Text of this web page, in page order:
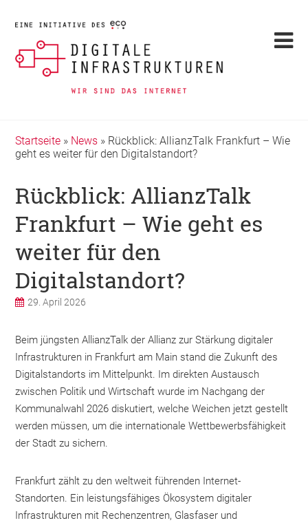
Startseite » News » Rückblick: AllianzTalk Frankfurt – Wie
geht es weiter für den Digitalstandort?
Rückblick: AllianzTalk
Frankfurt – Wie geht es
weiter für den
Digitalstandort?
29. April 2026
Beim jüngsten AllianzTalk der Allianz zur Stärkung digitaler
Infrastrukturen in Frankfurt am Main stand die Zukunft des
Digitalstandorts im Mittelpunkt. Im direkten Austausch
zwischen Politik und Wirtschaft wurde im Nachgang der
Kommunalwahl 2026 diskutiert, welche Weichen jetzt gestellt
werden müssen, um die internationale Wettbewerbsfähigkeit
der Stadt zu sichern.
Frankfurt zählt zu den weltweit führenden Internet-
Standorten. Ein leistungsfähiges Ökosystem digitaler
Infrastrukturen mit Rechenzentren, Glasfaser und